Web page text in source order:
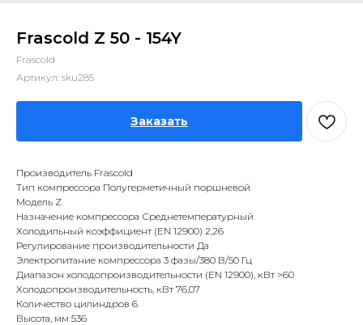
Frascold Z 50 - 154Y
Frascold
Артикул: sku285
Заказать
Производитель Frascold
Тип компрессора Полугерметичный поршневой
Модель Z
Назначение компрессора Среднетемпературный
Холодильный коэффициент (EN 12900) 2,26
Регулирование производительности Да
Электропитание компрессора 3 фазы/380 В/50 Гц
Диапазон холодопроизводительности (EN 12900), кВт >60
Холодопроизводительность, кВт 76,07
Количество цилиндров 6
Высота, мм 536